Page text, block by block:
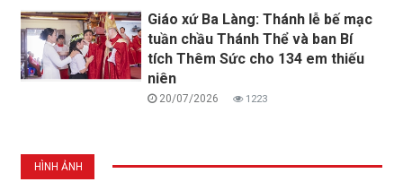
Giáo xứ Ba Làng: Thánh lễ bế mạc
tuần chầu Thánh Thể và ban Bí
tích Thêm Sức cho 134 em thiếu
niên
20/07/2026 1223
HÌNH ẢNH